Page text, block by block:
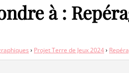
à :
› Projet Terre de Jeux 2024›